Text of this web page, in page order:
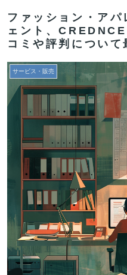
ファッション・ア
ェント、
コミや評判について
サービス・販売